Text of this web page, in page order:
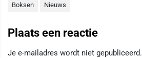
Boksen Nieuws
Plaats een reactie
Je e-mailadres wordt niet gepubliceerd.